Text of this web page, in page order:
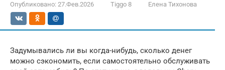
Опубликовано: 27.Фев.2026 Tiggo 8 Елена Тихонова
Задумывались ли вы когда-нибудь, сколько денег
можно сэкономить, если самостоятельно обслуживать